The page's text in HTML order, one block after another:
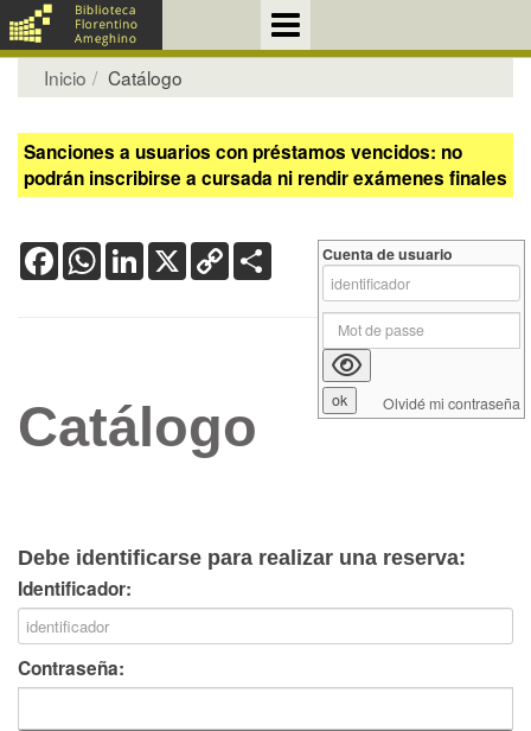
Inicio Catálogo
Sanciones a usuarios con préstamos vencidos: no
podrán inscribirse a cursada ni rendir exámenes finales
FacebookWhatsApp
LinkedIn
X Copy
Link
Catálogo
Debe identificarse para realizar una reserva:
Identificador:
Contraseña:
Cuenta de usuario
Olvidé mi contraseña